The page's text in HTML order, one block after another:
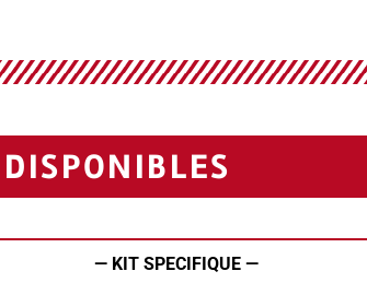
— KIT SPECIFIQUE —